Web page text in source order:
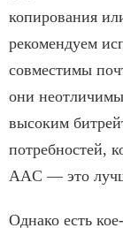
копирования
рекомендуем
совместимы
они неотличимы
высоким
потребностей,
AAC — это
Однако есть